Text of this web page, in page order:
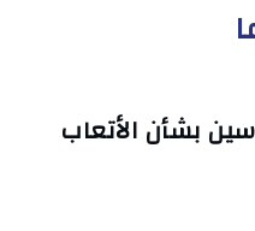
بشأن الأتعاب